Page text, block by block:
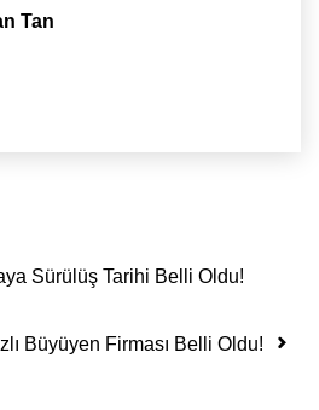
Tan
Sürülüş Tarihi Belli Oldu!
Büyüyen Firması Belli Oldu!